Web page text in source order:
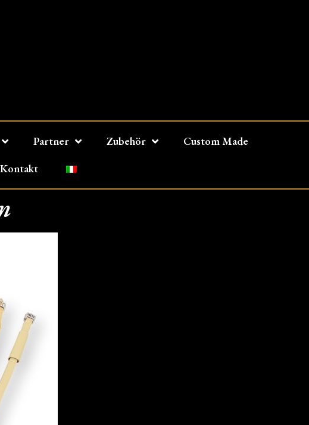
Partner Zubehör
Custom Made
Kontakt